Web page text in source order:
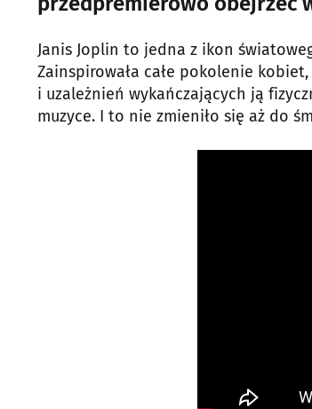
Janis Joplin to jedna z ikon
Zainspirowała całe pokolenie
i uzależnień wykańczających ją
muzyce. I to nie zmieniło się aż do